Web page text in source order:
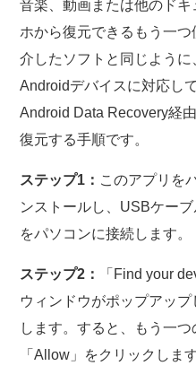
音楽、動画または他のド
ホから復元できるもう一
介したソフトと同じよう
Androidデバイスに対応し
Android Data Recovery経
復元する手順です。
ステップ1： このアプリを
ンストールし、USBケー
をパソコンに接続します。
ステップ2：
「Find your
ウィンドウがポップアッ
します。すると、もう一つ
「Allow」をクリックします